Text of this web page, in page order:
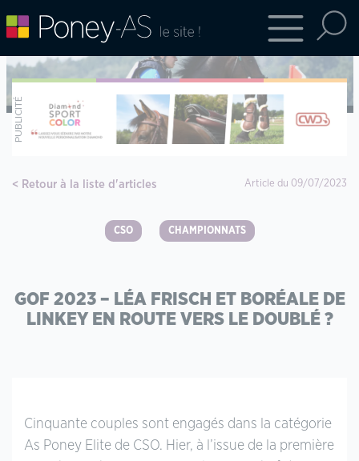
Retour à la liste d'articles Article du 09/07/2023
CSO CHAMPIONNATS
GOF 2023 – LÉA FRISCH ET BORÉALE DE
LINKEY EN ROUTE VERS LE DOUBLÉ ?
Cinquante couples sont engagés dans la catégorie
As Poney Elite de CSO. Hier, à l’issue de la première